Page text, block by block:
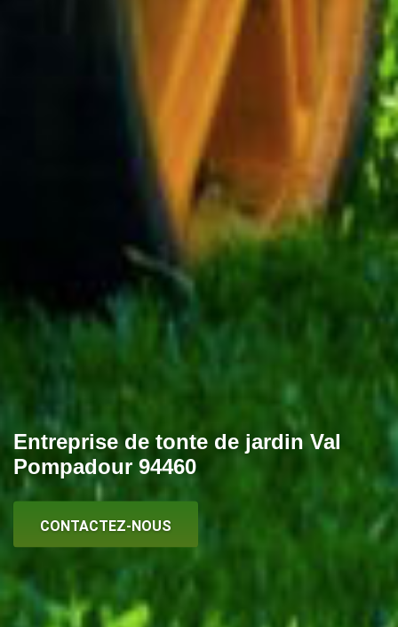
Entreprise de tonte de jardin Val
Pompadour 94460
CONTACTEZ-NOUS